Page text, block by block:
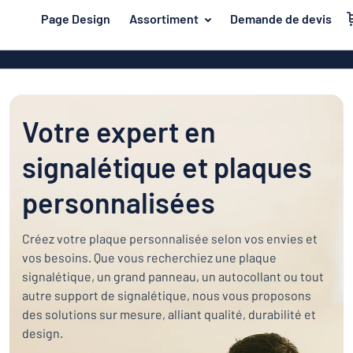
principal
Page Design Assortiment Demande de devis
Secteur
Maison et intérieur
Marquage
Bureau et lieu de travail
Construction et électricité
Industrie et fabrication
Trafic et véhicules
Autocollants
Montrer toutes les catégories
Plaques PVC
Plaques en
Lettrages
Les
demandés
Matière
Secteur
Maison
et
intérieur
Marquage
Bureau
et
lieu
de
au
de jouer
Votre expert en
signalétique et plaques
personnalisées
Créez votre plaque personnalisée selon vos envies et
vos besoins. Que vous recherchiez une plaque
signalétique, un grand panneau, un autocollant ou tout
autre support de signalétique, nous vous proposons
des solutions sur mesure, alliant qualité, durabilité et
design.